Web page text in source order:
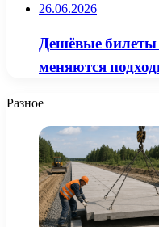
26.06.2026
Дешёвые билеты
меняются
Разное